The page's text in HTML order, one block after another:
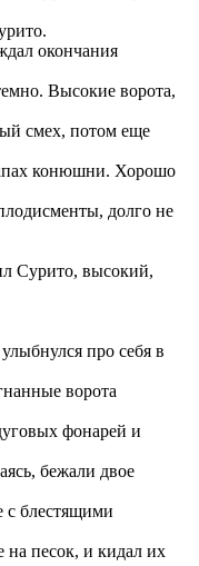
окончания
Высокие ворота,
смех, потом еще
конюшни. Хорошо
долго не
Сурито, высокий,
про себя в
ворота
фонарей и
бежали двое
с блестящими
песок, и кидал их